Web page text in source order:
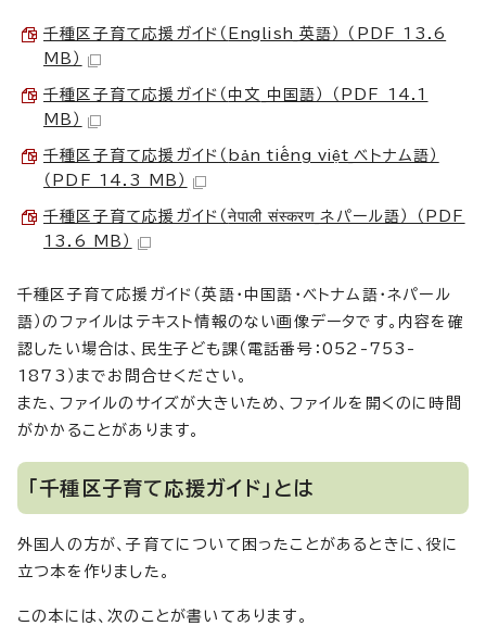
千種区子育て応援ガイド（ English _英語） （PDF 13.6
MB）
千種区子育て応援ガイド（ 中文 _中国語） （PDF 14.1
MB）
千種区子育て応援ガイド（ bản tiếng việt _ベトナム語）
（PDF 14.3 MB）
千種区子育て応援ガイド（नेपाली संस्करण _ネパール語） （PDF
13.6 MB）
千種区子育て応援ガイド（英語・中国語・ベトナム語・ネパール
語）のファイルはテキスト情報のない画像データです。内容を確
認したい場合は、民生子ども課（電話番号：052-753-
1873）までお問合せください。
また、ファイルのサイズが大きいため、ファイルを開くのに時間
がかかることがあります。
「千種区子育て応援ガイド」とは
外国人の方が、子育てについて困ったことがあるときに、役に
立つ本を作りました。
この本には、次のことが書いてあります。